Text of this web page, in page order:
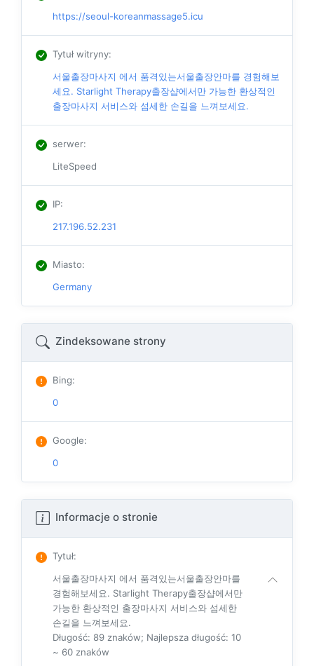
https://seoul-koreanmassage5.icu
Tytuł witryny:
서울출장마사지 에서 품격있는서울출장안마를 경험해보
세요. Starlight Therapy출장샵에서만 가능한 환상적인
출장마사지 서비스와 섬세한 손길을 느껴보세요.
serwer:
LiteSpeed
IP:
217.196.52.231
Miasto:
Germany
Zindeksowane strony
Bing:
0
Google:
0
Informacje o stronie
Tytuł:
서울출장마사지 에서 품격있는서울출장안마를
경험해보세요. Starlight Therapy출장샵에서만
가능한 환상적인 출장마사지 서비스와 섬세한
손길을 느껴보세요.
Długość: 89 znaków; Najlepsza długość: 10
~ 60 znaków